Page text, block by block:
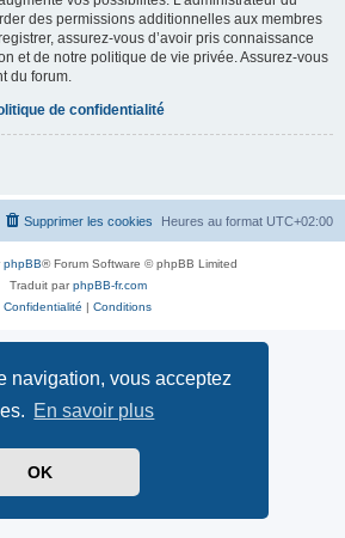
navigation, vous acceptez
En savoir plus
OK
des permissions additionnelles aux membres
assurez-vous d’avoir pris connaissance
et de notre politique de vie privée. Assurez-vous
du forum.
de confidentialité
Heures au format UTC+02:00
Supprimer les cookies
phpBB® Forum Software © phpBB Limited
Traduit parphpBB-fr.com
Confidentialité | Conditions